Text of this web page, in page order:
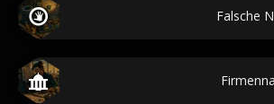
Falsche